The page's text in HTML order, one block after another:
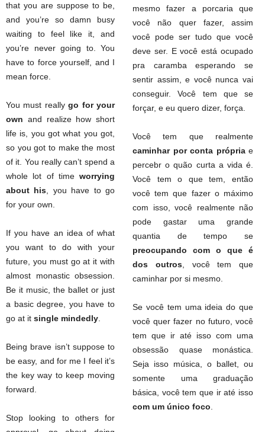
that you are suppose to be,
and you’re so damn busy
waiting to feel like it, and
you’re never going to. You
have to force yourself, and I
mean force.
You must reallygo for your
own and realize how short
life is, you got what you got,
so you got to make the most
of it. You really can’t spend a
whole lot of time worrying
about his , you have to go
for your own.
If you have an idea of what
you want to do with your
future, you must go at it with
almost monastic obsession.
Be it music, the ballet or just
a basic degree, you have to
go at it single mindedly
Being brave isn’t suppose to
be easy, and for me I feel it’s
the key way to keep moving
forward.
Stop looking to others for
mesmo fazer a porcaria que
você não quer fazer, assim
você pode ser tudo que você
deve ser. E você está ocupado
pra caramba esperando se
sentir assim, e você nunca vai
conseguir. Você tem que se
forçar, e eu quero dizer, força.
Você tem que realmente
caminhar por conta própriae
percebr o quão curta a vida é.
Você tem o que tem, então
você tem que fazer o máximo
com isso, você realmente não
pode gastar uma grande
quantia de tempo se
preocupando com o que é
dos outros, você tem que
caminhar por si mesmo.
Se você tem uma ideia do que
você quer fazer no futuro, você
tem que ir até isso com uma
obsessão quase monástica.
Seja isso música, o ballet, ou
somente uma graduação
básica, você tem que ir até isso
com um único foco